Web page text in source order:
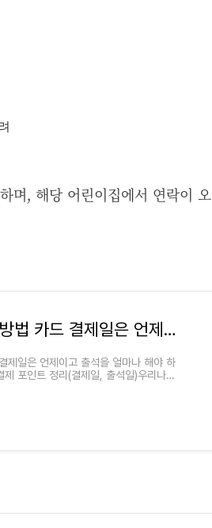
며, 해당 어린이집에서 연락이 오
어린이집 보육료 결제 방법 카드 결제일은 언제 출석일도 중요해요
제일은 언제이고 출석을 얼마나 해야 하
포인트 정리(결제일, 출석일)우리나라